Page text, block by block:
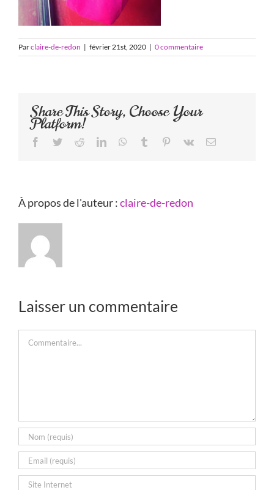
Parclaire-de-redon | février 21st, 2020 | 0 commentaire
Share This Story, Choose Your
Platform!
Facebook
TwitterRedditLinkedInWhatsApp
Tumblr Pinterest
Vk Email
À propos de l'auteur :claire-de-redon
Laisser un commentaire